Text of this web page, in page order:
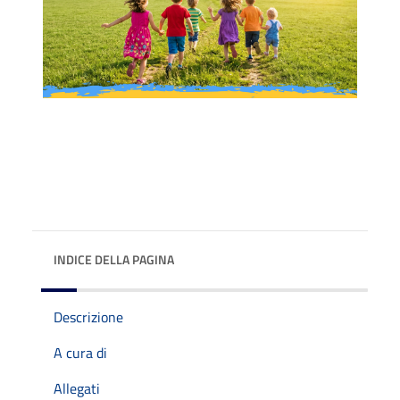
INDICE DELLA PAGINA
Descrizione
A cura di
Allegati